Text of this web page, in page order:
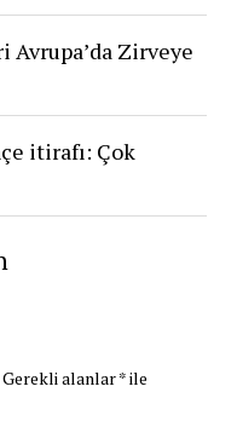
Avrupa’da Zirveye
itirafı: Çok
Gerekli alanlar*ile